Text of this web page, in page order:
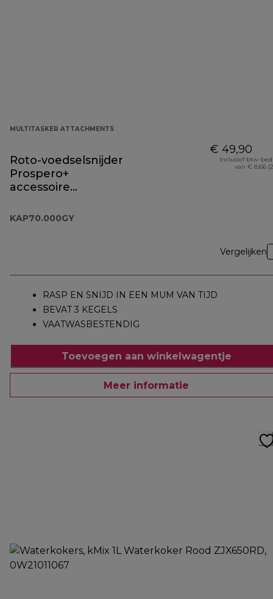
MULTITASKER ATTACHMENTS
Roto-voedselsnijder
Prospero+
accessoire
KAP70.000GY
€ 49,90
Inclusief btw-
van € 8,66
Vergelijken
RASP EN SNIJD IN EEN MUM VAN TIJD
BEVAT 3 KEGELS
VAATWASBESTENDIG
Toevoegen aan winkelwagentje
Meer informatie